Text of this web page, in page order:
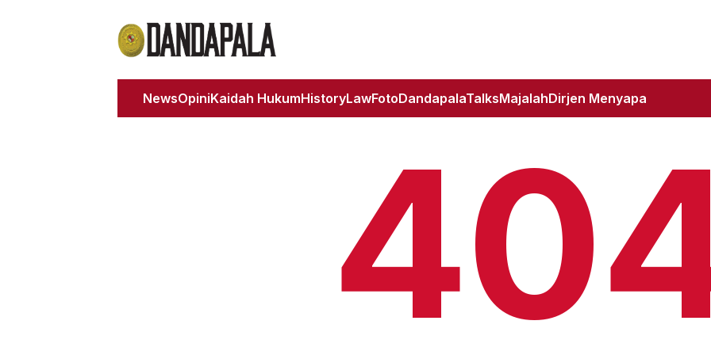
NewsOpiniKaidah HukumHistoryLawFotoDandapalaTalksMajalahDirjen Menyapa